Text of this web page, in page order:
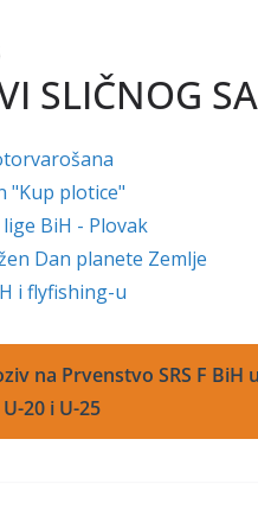
SLIČNOG
"Kup plotice"
BiH - Plovak
Dan planete Zemlje
i flyfishing-u
na Prvenstvo SRS F
20 i U-25